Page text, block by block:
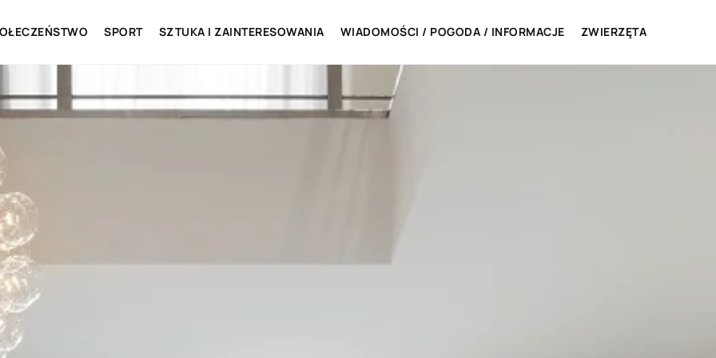
SPORT SZTUKA I ZAINTERESOWANIA WIADOMOŚCI / POGODA / INFORMACJE ZWIERZĘTA